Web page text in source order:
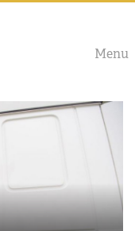
Menu